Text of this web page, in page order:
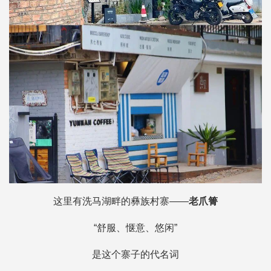
这里有洗马湖畔的彝族村寨——老爪箐
“舒服、惬意、悠闲”
是这个寨子的代名词